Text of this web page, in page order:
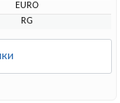
EURO
RG